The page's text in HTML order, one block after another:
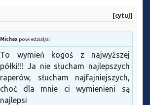
[cytuj]
Michax powiedział/a:
To wymień kogoś z najwyższej
półki!!! Ja nie słucham najlepszych
raperów, słucham najfajniejszych,
choć dla mnie ci wymienieni są
najlepsi